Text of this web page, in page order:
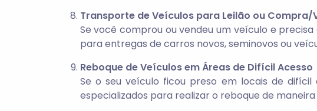
Transporte de Veículos para Leilão ou Compra/
Se você comprou ou vendeu um veículo e
para entregas de carros novos, seminovos ou
Reboque de Veículos em Áreas de Difícil Acesso
Se o seu veículo ficou preso em locais de
especializados para realizar o reboque de